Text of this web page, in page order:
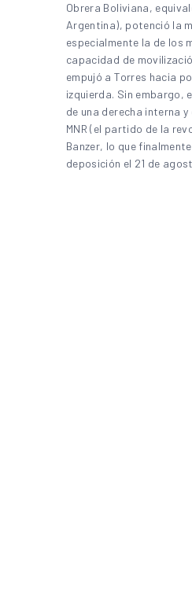
Obrera Boliviana,
Argentina), potenció la
especialmente la de los
capacidad de
empujó a Torres hacia
izquierda. Sin embargo,
de una derecha interna y
MNR (el partido de la
Banzer, lo que
deposición el 21 de